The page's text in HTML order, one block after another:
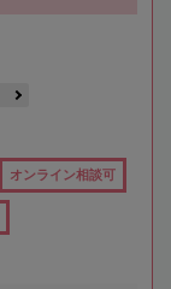
オンライン相談可